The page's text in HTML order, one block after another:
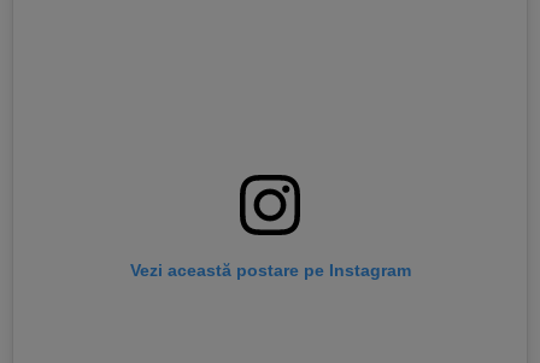
Vezi această postare pe Instagram